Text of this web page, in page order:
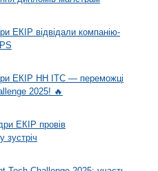
ЕКІР відвідали компанію-
ЕКІР НН ІТС — переможці
2025! 🔥
ЕКІР провів
зустріч